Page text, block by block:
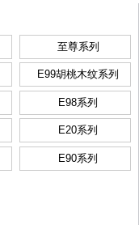
至尊系列
E99胡桃木纹系列
E98系列
E20系列
E90系列